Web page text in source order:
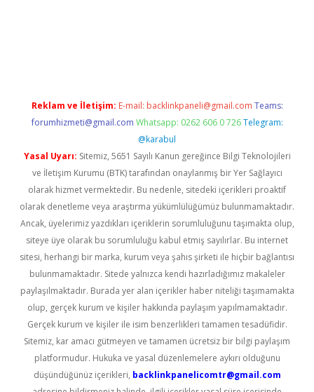
Reklam ve İletişim: E-mail: backlinkpaneli@gmail.com Teams:
forumhizmeti@gmail.com Whatsapp: 0262 606 0 726 Telegram:
@karabul
Yasal Uyarı: Sitemiz, 5651 Sayılı Kanun gereğince Bilgi Teknolojileri
ve İletişim Kurumu (BTK) tarafından onaylanmış bir Yer Sağlayıcı
olarak hizmet vermektedir. Bu nedenle, sitedeki içerikleri proaktif
olarak denetleme veya araştırma yükümlülüğümüz bulunmamaktadır.
Ancak, üyelerimiz yazdıkları içeriklerin sorumluluğunu taşımakta olup,
siteye üye olarak bu sorumluluğu kabul etmiş sayılırlar. Bu internet
sitesi, herhangi bir marka, kurum veya şahıs şirketi ile hiçbir bağlantısı
bulunmamaktadır. Sitede yalnızca kendi hazırladığımız makaleler
paylaşılmaktadır. Burada yer alan içerikler haber niteliği taşımamakta
olup, gerçek kurum ve kişiler hakkında paylaşım yapılmamaktadır.
Gerçek kurum ve kişiler ile isim benzerlikleri tamamen tesadüfidir.
Sitemiz, kar amacı gütmeyen ve tamamen ücretsiz bir bilgi paylaşım
platformudur. Hukuka ve yasal düzenlemelere aykırı olduğunu
düşündüğünüz içerikleri, backlinkpanelicomtr@gmail.com